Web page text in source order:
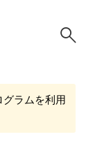
ラムを利用